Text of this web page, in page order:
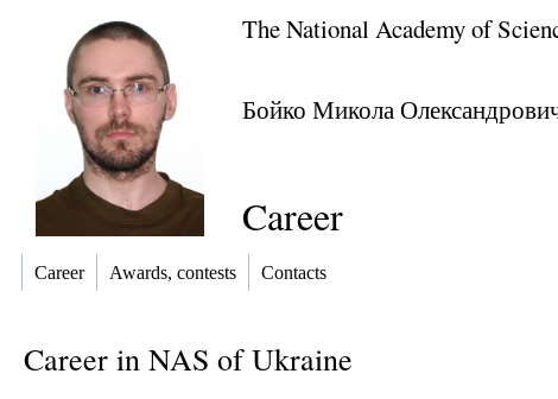
The National Academy of
Бойко Микола
Career
Career Awards, contests Contacts
Career in NAS of Ukraine